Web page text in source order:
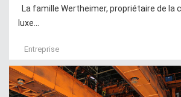
La famille Wertheimer, propriétaire de la
luxe...
Entreprise